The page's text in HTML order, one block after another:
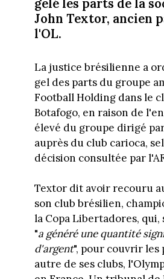
gelé les parts de la
John Textor, ancien
l'OL.
La justice brésilienne a
gel des parts du groupe
Football Holding dans le
Botafogo, en raison de
élevé du groupe dirigé
auprès du club carioca,
décision consultée par
Textor dit avoir recouru
son club brésilien,
la Copa Libertadores, qui,
"a généré une quantité
d'argent", pour couvrir les
autre de ses clubs,